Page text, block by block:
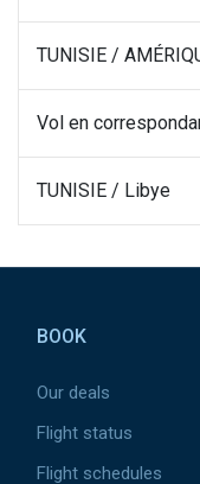
TUNISIE /
Vol en
TUNISIE / Libye
BOOK
Our deals
Flight status
Flight schedules